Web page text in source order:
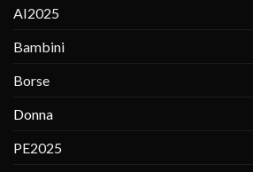
AI2025
Bambini
Borse
Donna
PE2025